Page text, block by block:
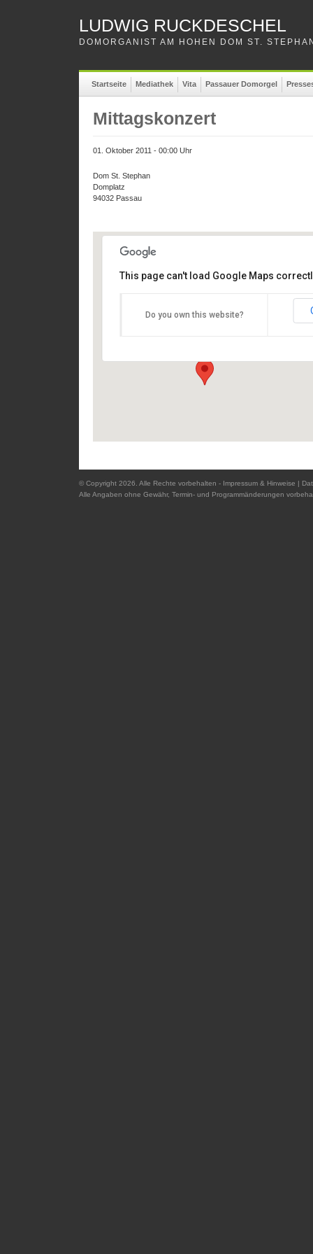
LUDWIG RUCKDESCHEL
DOMORGANIST AM HOHEN DOM ST.
Startseite Mediathek Vita Passauer Domorgel
Mittagskonzert
01. Oktober 2011 - 00:00 Uhr
Dom St. Stephan
Domplatz
94032 Passau
Dom St. Stephan
This page can't load Google Maps
Do you own this website?
© Copyright 2026. Alle Rechte vorbehalten - Impressum & Hinweise |
Alle Angaben ohne Gewähr, Termin- und Programmänderungen